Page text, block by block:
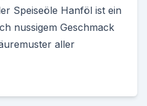
Speiseöle Hanföl ist ein
nussigem Geschmack
aller